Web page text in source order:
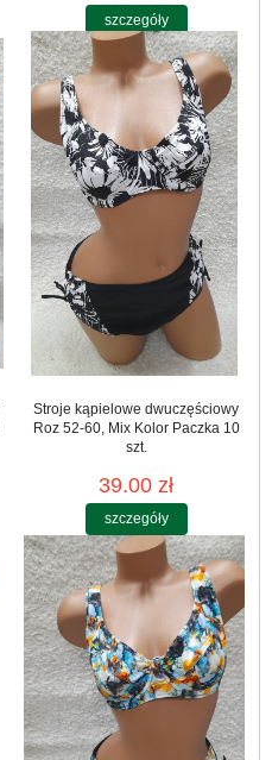
szczegóły
Stroje kąpielowe dwuczęściowy
Roz 52-60, Mix Kolor Paczka 10
szt.
39.00 zł
szczegóły